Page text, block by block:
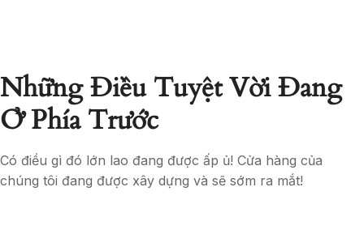
Những Điều Tuyệt Vời Đang
Ở Phía Trước
Có điều gì đó lớn lao đang được ấp ủ! Cửa hàng của
chúng tôi đang được xây dựng và sẽ sớm ra mắt!